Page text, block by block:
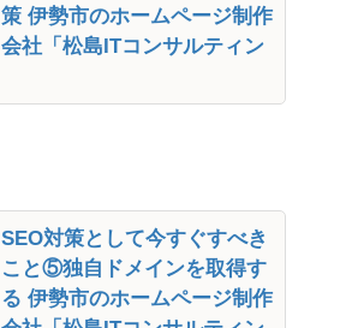
策 伊勢市のホームページ制作
会社「松島ITコンサルティン
SEO対策として今すぐすべき
こと⑤独自ドメインを取得す
る 伊勢市のホームページ制作